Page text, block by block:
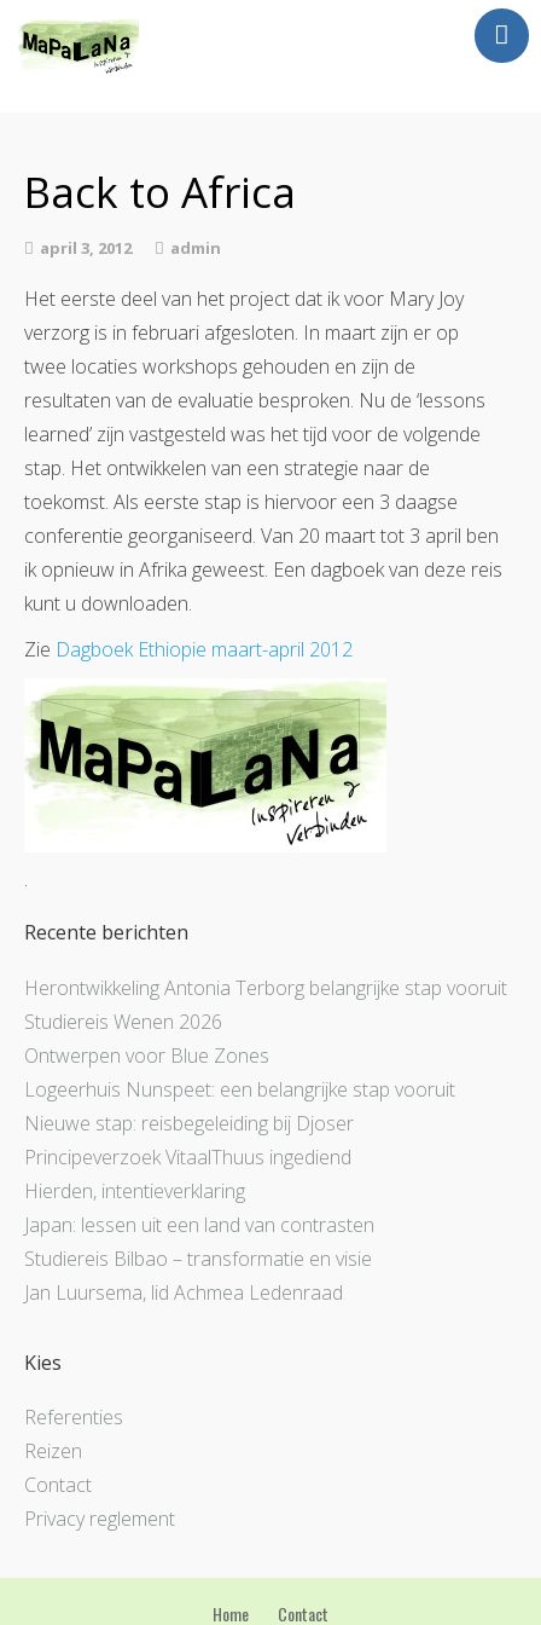
Netwerken en Partners
Contact
Back to Africa
april 3, 2012 admin
Het eerste deel van het project dat ik voor Mary Joy
verzorg is in februari afgesloten. In maart zijn er op
twee locaties workshops gehouden en zijn de
resultaten van de evaluatie besproken. Nu de ‘lessons
learned’ zijn vastgesteld was het tijd voor de volgende
stap. Het ontwikkelen van een strategie naar de
toekomst. Als eerste stap is hiervoor een 3 daagse
conferentie georganiseerd. Van 20 maart tot 3 april ben
ik opnieuw in Afrika geweest. Een dagboek van deze reis
kunt u downloaden.
Zie Dagboek Ethiopie maart-april 2012
.
Recente berichten
Herontwikkeling Antonia Terborg belangrijke stap vooruit
Studiereis Wenen 2026
Ontwerpen voor Blue Zones
Logeerhuis Nunspeet: een belangrijke stap vooruit
Nieuwe stap: reisbegeleiding bij Djoser
Principeverzoek VitaalThuus ingediend
Hierden, intentieverklaring
Japan: lessen uit een land van contrasten
Studiereis Bilbao – transformatie en visie
Jan Luursema, lid Achmea Ledenraad
Kies
Referenties
Reizen
Contact
Privacy reglement
Home Contact